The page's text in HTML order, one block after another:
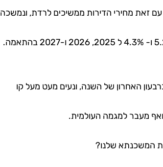
עם זאת מחירי הדירות ממשיכים לרדת, ונמשכה
האחרון של השנה, ונעים מעט מעל קו
המשכנתא שלנו?